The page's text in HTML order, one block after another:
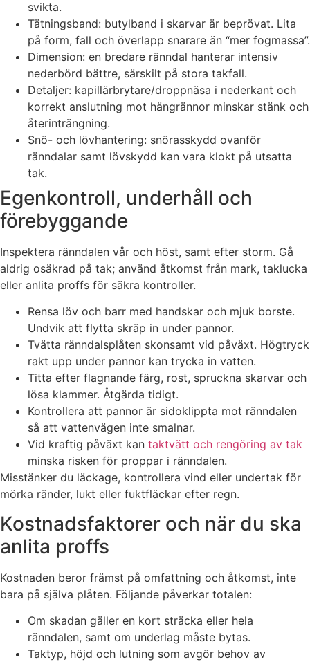
svikta.
Tätningsband: butylband i skarvar är beprövat. Lita
på form, fall och överlapp snarare än “mer fogmassa”.
Dimension: en bredare ränndal hanterar intensiv
nederbörd bättre, särskilt på stora takfall.
Detaljer: kapillärbrytare/droppnäsa i nederkant och
korrekt anslutning mot hängrännor minskar stänk och
återinträngning.
Snö- och lövhantering: snörasskydd ovanför
ränndalar samt lövskydd kan vara klokt på utsatta
tak.
Egenkontroll, underhåll och
förebyggande
Inspektera ränndalen vår och höst, samt efter storm. Gå
aldrig osäkrad på tak; använd åtkomst från mark, taklucka
eller anlita proffs för säkra kontroller.
Rensa löv och barr med handskar och mjuk borste.
Undvik att flytta skräp in under pannor.
Tvätta ränndalsplåten skonsamt vid påväxt. Högtryck
rakt upp under pannor kan trycka in vatten.
Titta efter flagnande färg, rost, spruckna skarvar och
lösa klammer. Åtgärda tidigt.
Kontrollera att pannor är sidoklippta mot ränndalen
så att vattenvägen inte smalnar.
Vid kraftig påväxt kan taktvätt och rengöring av tak
minska risken för proppar i ränndalen.
Misstänker du läckage, kontrollera vind eller undertak för
mörka ränder, lukt eller fuktfläckar efter regn.
Kostnadsfaktorer och när du ska
anlita proffs
Kostnaden beror främst på omfattning och åtkomst, inte
bara på själva plåten. Följande påverkar totalen:
Om skadan gäller en kort sträcka eller hela
ränndalen, samt om underlag måste bytas.
Taktyp, höjd och lutning som avgör behov av